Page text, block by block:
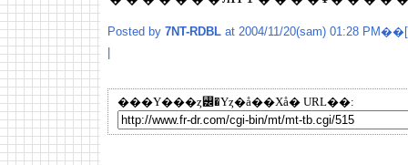
Posted by 7NT-RDBL at 2004/11/20(sam) 01:28 PM��[
���Υ���ȥ꡼�Υȥ�å��Хå� URL��: